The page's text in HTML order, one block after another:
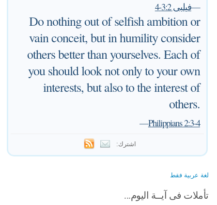
—فيلبى 3:2-4
Do nothing out of selfish ambition or
vain conceit, but in humility consider
others better than yourselves. Each of
you should look not only to your own
interests, but also to the interest of
others.
—Philippians 2:3-4
اشترك:
لغة عربية فقط
تأملات فى آيــة اليوم...